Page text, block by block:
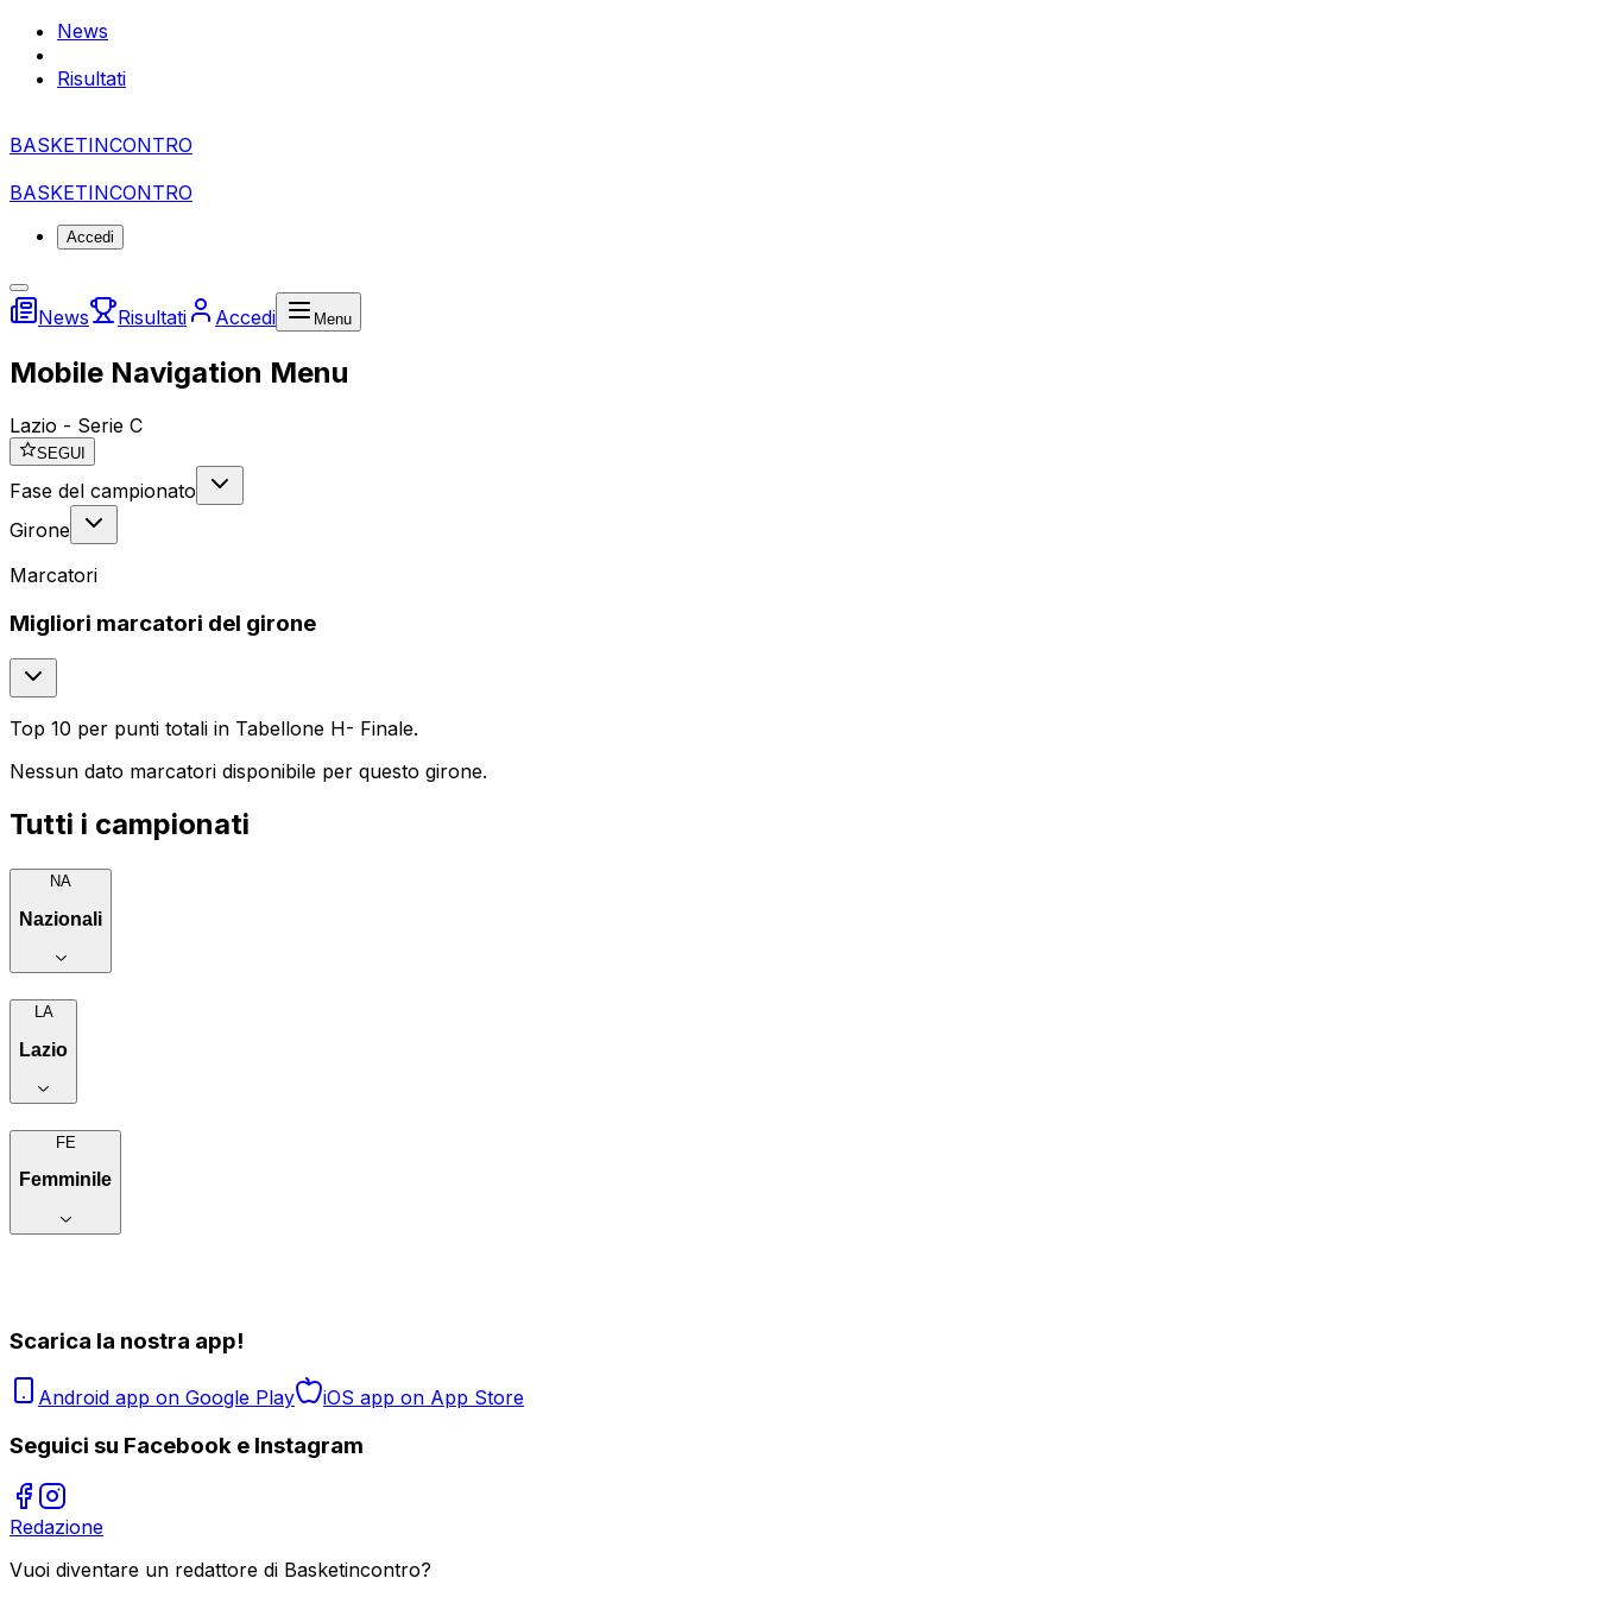
News
Risultati
BASKETINCONTRO
BASKETINCONTRO
Accedi
News Risultati Accedi Menu
Mobile Navigation Menu
Lazio - Serie C
SEGUI
Fase del campionato
Girone
Marcatori
Migliori marcatori del girone
Top 10 per punti totali in Tabellone H- Finale.
Nessun dato marcatori disponibile per questo girone.
Tutti i campionati
NA
Nazionali
LA
Lazio
FE
Femminile
Scarica la nostra app!
Android app on Google Play iOS app on App Store
Seguici su Facebook e Instagram
Redazione
Vuoi diventare un redattore di Basketincontro?